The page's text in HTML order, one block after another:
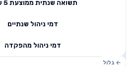
תשואה שנתית ממוצעת 5 שנים
דמי ניהול שנתיים
דמי ניהול מהפקדה